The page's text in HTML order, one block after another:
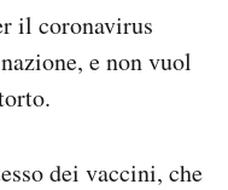
il coronavirus
e non vuol
dei vaccini, che